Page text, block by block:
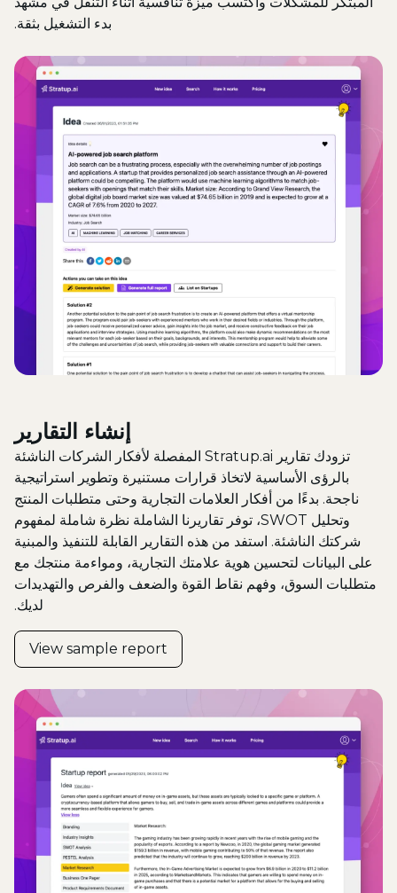
بدء التشغيل بثقة.
إنشاء التقارير
تزودك تقارير Stratup.ai المفصلة لأفكار الشركات الناشئة
بالرؤى الأساسية لاتخاذ قرارات مستنيرة وتطوير استراتيجية
ناجحة. بدءًا من أفكار العلامات التجارية وحتى متطلبات المنتج
وتحليل SWOT، توفر تقاريرنا الشاملة نظرة شاملة لمفهوم
شركتك الناشئة. استفد من هذه التقارير القابلة للتنفيذ والمبنية
على البيانات لتحسين هوية علامتك التجارية، ومواءمة منتجك مع
متطلبات السوق، وفهم نقاط القوة والضعف والفرص والتهديدات
لديك.
View sample report